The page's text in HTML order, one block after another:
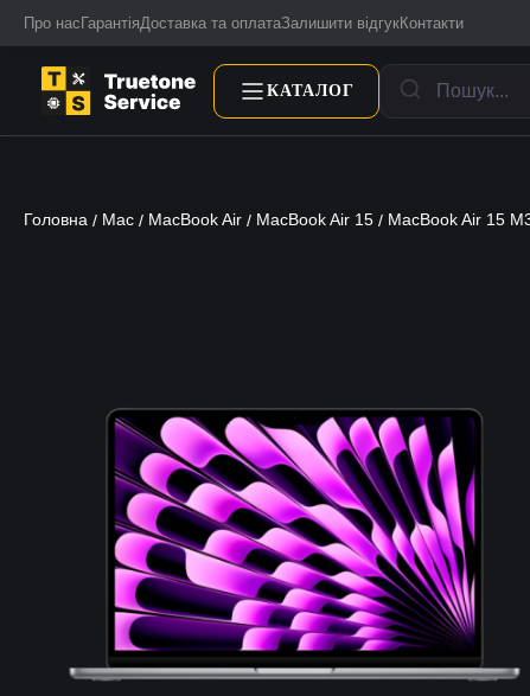
Про нас ГарантіяДоставка та оплатаЗалишити відгукКонтакти
КАТАЛОГ
Головна / Mac / MacBook Air / MacBook Air 15 / MacBook Air 15